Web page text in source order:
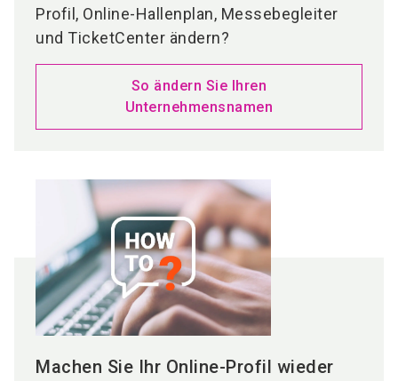
Profil, Online-Hallenplan, Messebegleiter
und TicketCenter ändern?
So ändern Sie Ihren
Unternehmensnamen
Machen Sie Ihr Online-Profil wieder